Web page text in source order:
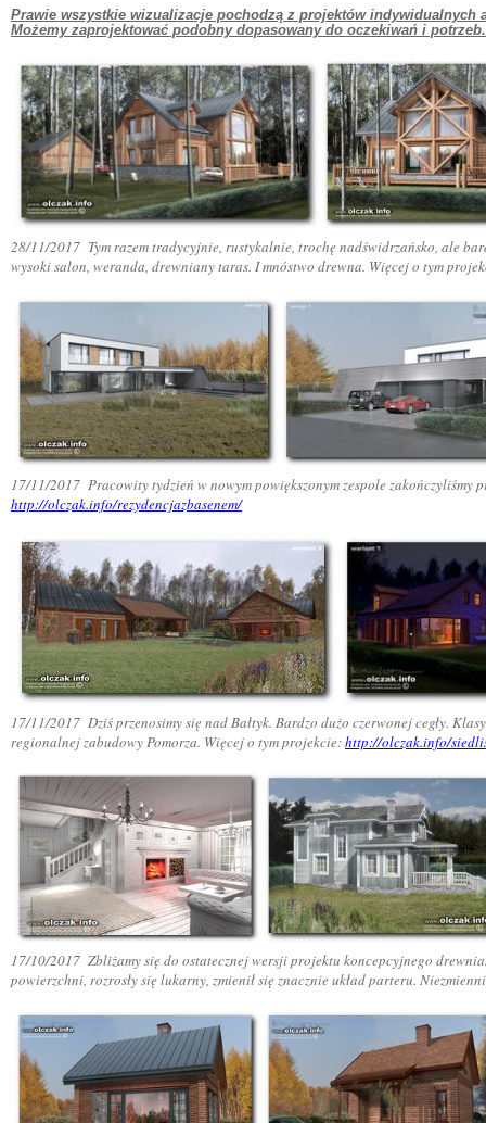
Prawie wszystkie wizualizacje pochodzą z projektów
Możemy zaprojektować podobny dopasowany do oczekiwań i
28/11/2017 Tym razem tradycyjnie, rustykalnie, trochę nadświdrzańsko, ale
wysoki salon, weranda, drewniany taras. I mnóstwo drewna. Więcej o tym
17/11/2017 Pracowity tydzień w nowym powiększonym zespole zakończyliśmy
http://olczak.info/rezydencjazbasenem/
17/11/2017 Dziś przenosimy się nad Bałtyk. Bardzo dużo czerwonej cegły.
regionalnej zabudowy Pomorza. Więcej o tym projekcie:http://olczak.info/
17/10/2017 Zbliżamy się do ostatecznej wersji projektu koncepcyjnego
powierzchni, rozrosły się lukarny, zmienił się znacznie układ parteru.